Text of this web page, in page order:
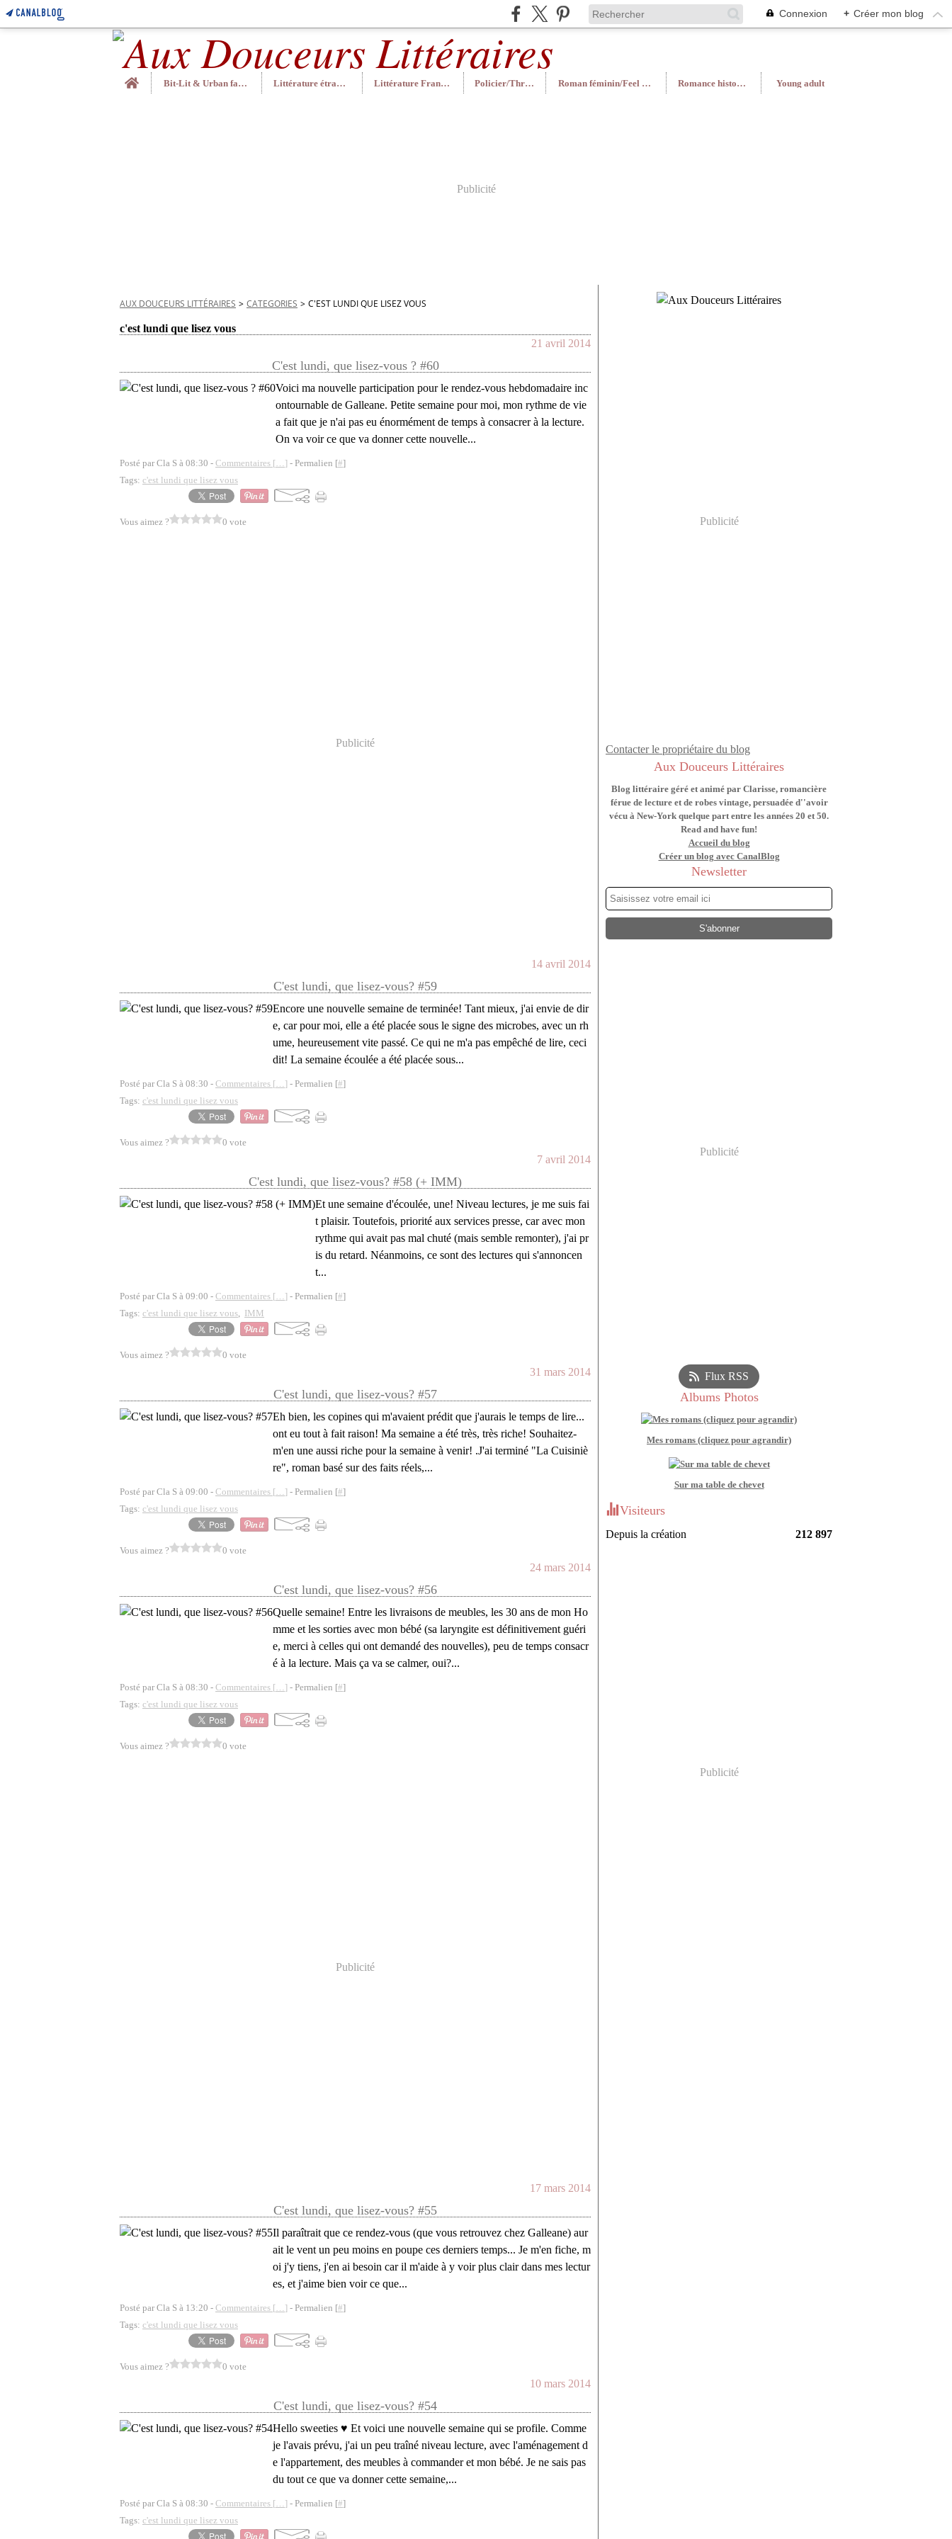
Connexion + Créer mon blog
Home
Bit-Lit & Urban fantasy Littérature étrangère Littérature Française Policier/Thriller Roman féminin/Feel Good Romance historique Young adult
Publicité
AUX DOUCEURS LITTÉRAIRES > CATEGORIES > C'EST LUNDI QUE LISEZ VOUS
c'est lundi que lisez vous
21 avril 2014
C'est lundi, que lisez-vous ? #60
Voici ma nouvelle participation pour le rendez-vous hebdomadaire inc
ontournable de Galleane. Petite semaine pour moi, mon rythme de vie
a fait que je n'ai pas eu énormément de temps à consacrer à la lecture.
On va voir ce que va donner cette nouvelle...
Posté par Cla S à 08:30 - Commentaires […] - Permalien [#]
Tags: c'est lundi que lisez vous
Vous aimez ? 0 vote
Publicité
14 avril 2014
C'est lundi, que lisez-vous? #59
Encore une nouvelle semaine de terminée! Tant mieux, j'ai envie de dir
e, car pour moi, elle a été placée sous le signe des microbes, avec un rh
ume, heureusement vite passé. Ce qui ne m'a pas empêché de lire, ceci
dit! La semaine écoulée a été placée sous...
Posté par Cla S à 08:30 - Commentaires […] - Permalien [#]
Tags: c'est lundi que lisez vous
Vous aimez ? 0 vote
7 avril 2014
C'est lundi, que lisez-vous? #58 (+ IMM)
Et une semaine d'écoulée, une! Niveau lectures, je me suis fai
t plaisir. Toutefois, priorité aux services presse, car avec mon
rythme qui avait pas mal chuté (mais semble remonter), j'ai pr
is du retard. Néanmoins, ce sont des lectures qui s'annoncen
t...
Posté par Cla S à 09:00 - Commentaires […] - Permalien [#]
Tags: c'est lundi que lisez vous, IMM
Vous aimez ? 0 vote
31 mars 2014
C'est lundi, que lisez-vous? #57
Eh bien, les copines qui m'avaient prédit que j'aurais le temps de lire...
ont eu tout à fait raison! Ma semaine a été très, très riche! Souhaitez-
m'en une aussi riche pour la semaine à venir! .J'ai terminé "La Cuisiniè
re", roman basé sur des faits réels,...
Posté par Cla S à 09:00 - Commentaires […] - Permalien [#]
Tags: c'est lundi que lisez vous
Vous aimez ? 0 vote
24 mars 2014
C'est lundi, que lisez-vous? #56
Quelle semaine! Entre les livraisons de meubles, les 30 ans de mon Ho
mme et les sorties avec mon bébé (sa laryngite est définitivement guéri
e, merci à celles qui ont demandé des nouvelles), peu de temps consacr
é à la lecture. Mais ça va se calmer, oui?...
Posté par Cla S à 08:30 - Commentaires […] - Permalien [#]
Tags: c'est lundi que lisez vous
Vous aimez ? 0 vote
Publicité
17 mars 2014
C'est lundi, que lisez-vous? #55
Il paraîtrait que ce rendez-vous (que vous retrouvez chez Galleane) aur
ait le vent un peu moins en poupe ces derniers temps... Je m'en fiche, m
oi j'y tiens, j'en ai besoin car il m'aide à y voir plus clair dans mes lectur
es, et j'aime bien voir ce que...
Posté par Cla S à 13:20 - Commentaires […] - Permalien [#]
Tags: c'est lundi que lisez vous
Vous aimez ? 0 vote
10 mars 2014
C'est lundi, que lisez-vous? #54
Hello sweeties ♥ Et voici une nouvelle semaine qui se profile. Comme
je l'avais prévu, j'ai un peu traîné niveau lecture, avec l'aménagement d
e l'appartement, des meubles à commander et mon bébé. Je ne sais pas
du tout ce que va donner cette semaine,...
Posté par Cla S à 08:30 - Commentaires […] - Permalien [#]
Tags: c'est lundi que lisez vous
Publicité
Contacter le propriétaire du blog
Aux Douceurs Littéraires
Blog littéraire géré et animé par Clarisse, romancière
férue de lecture et de robes vintage, persuadée d''avoir
vécu à New-York quelque part entre les années 20 et 50.
Read and have fun!
Accueil du blog
Créer un blog avec CanalBlog
Newsletter
Publicité
Flux RSS
Albums Photos
Mes romans (cliquez pour agrandir)
Sur ma table de chevet
Visiteurs
Depuis la création 212 897
Publicité